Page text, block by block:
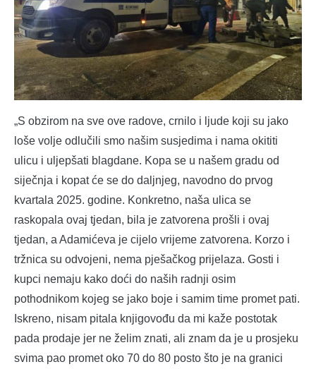
„S obzirom na sve ove radove, crnilo i ljude koji su jako
loše volje odlučili smo našim susjedima i nama okititi
ulicu i uljepšati blagdane. Kopa se u našem gradu od
siječnja i kopat će se do daljnjeg, navodno do prvog
kvartala 2025. godine. Konkretno, naša ulica se
raskopala ovaj tjedan, bila je zatvorena prošli i ovaj
tjedan, a Adamićeva je cijelo vrijeme zatvorena. Korzo i
tržnica su odvojeni, nema pješačkog prijelaza. Gosti i
kupci nemaju kako doći do naših radnji osim
pothodnikom kojeg se jako boje i samim time promet pati.
Iskreno, nisam pitala knjigovođu da mi kaže postotak
pada prodaje jer ne želim znati, ali znam da je u prosjeku
svima pao promet oko 70 do 80 posto što je na granici